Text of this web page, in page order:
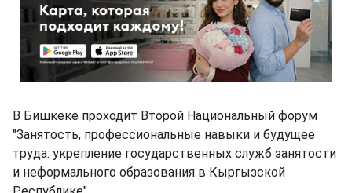
В Бишкеке проходит Второй Национальный форум
"Занятость, профессиональные навыки и будущее
труда: укрепление государственных служб занятости
и неформального образования в Кыргызской